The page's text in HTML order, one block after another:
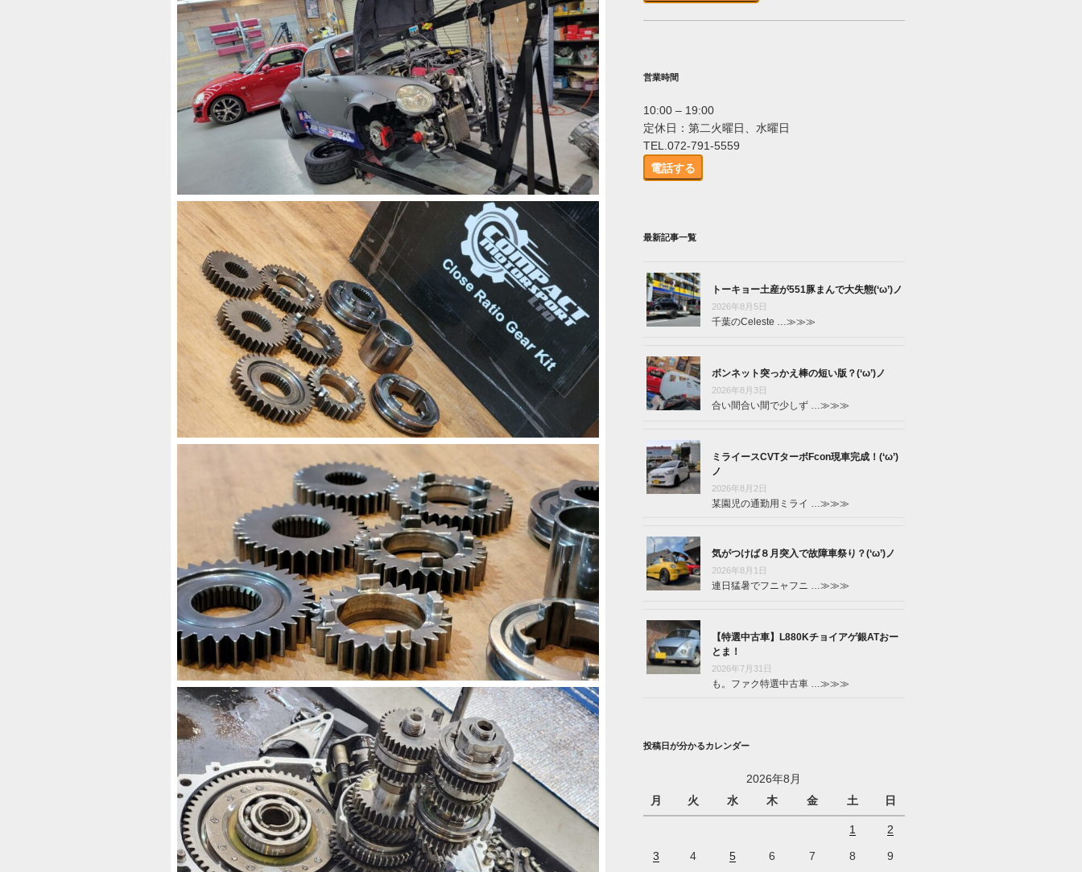
営業時間
10:00 – 19:00
定休日：第二火曜日、水曜日
TEL.072-791-5559
電話する
最新記事一覧
トーキョー土産が551豚まんで大失態(‘ω’)ノ
2026年8月5日
千葉のCeleste …≫≫≫
ボンネット突っかえ棒の短い版？(‘ω’)ノ
2026年8月3日
合い間合い間で少しず …≫≫≫
ミライースCVTターボFcon現車完成！(‘ω’)
ノ
2026年8月2日
某園児の通勤用ミライ …≫≫≫
気がつけば８月突入で故障車祭り？(‘ω’)ノ
2026年8月1日
連日猛暑でフニャフニ …≫≫≫
【特選中古車】L880Kチョイアゲ銀ATおー
とま！
2026年7月31日
も。ファク特選中古車 …≫≫≫
投稿日が分かるカレンダー
2026年8月
月
火 水 木 金 土 日
1 2
3 4 5 6 7 8 9